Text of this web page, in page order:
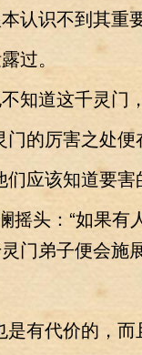
识不到其重要
。
道这千灵门
的厉害之处便
该知道要害
头：“如果有
门弟子便会施
有代价的，而